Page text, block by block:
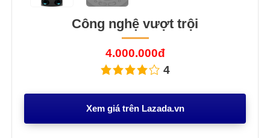
Công nghệ vượt trội
4.000.000đ
4
Xem giá trên Lazada.vn